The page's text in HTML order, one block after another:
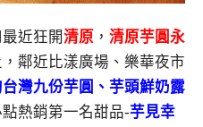
近狂開清原 ， 清原芋圓永
鄰近比漾廣場、樂華夜市
灣九份芋圓、芋頭鮮奶露
熱銷第一名甜品-芋見幸